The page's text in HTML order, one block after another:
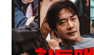
서브스턴스
개봉일
2024-12-11